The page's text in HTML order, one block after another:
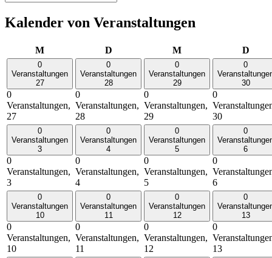
Kalender von Veranstaltungen
MMontag DDienstag MMittwoch D
0
Veranstaltungen
27
0
Veranstaltungen,
27
0
Veranstaltungen
28
0
Veranstaltungen,
28
0
Veranstaltungen
29
0
Veranstaltungen,
29
0
30
0
30
0
Veranstaltungen
3
0
Veranstaltungen,
3
0
Veranstaltungen
4
0
Veranstaltungen,
4
0
Veranstaltungen
5
0
Veranstaltungen,
5
0
6
0
6
0
Veranstaltungen
10
0
Veranstaltungen,
10
0
Veranstaltungen
11
0
Veranstaltungen,
11
0
Veranstaltungen
12
0
Veranstaltungen,
12
0
13
0
13